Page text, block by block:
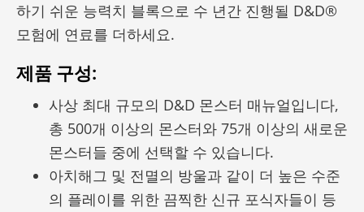
하기 쉬운 능력치 블록으로 수 년간 진행될 D&D®
모험에 연료를 더하세요.
제품 구성:
사상 최대 규모의 D&D 몬스터 매뉴얼입니다,
총 500개 이상의 몬스터와 75개 이상의 새로운
몬스터들 중에 선택할 수 있습니다.
아치해그 및 전멸의 방울과 같이 더 높은 수준
의 플레이를 위한 끔찍한 신규 포식자들이 등